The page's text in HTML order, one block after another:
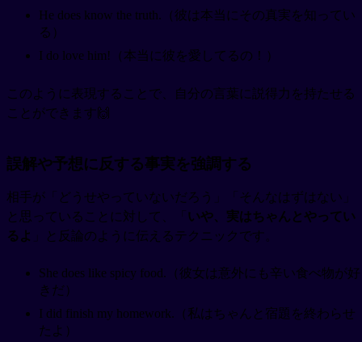
He does know the truth.（彼は本当にその真実を知ってい
る）
I do love him!（本当に彼を愛してるの！）
このように表現することで、自分の言葉に説得力を持たせる
ことができます🙌
誤解や予想に反する事実を強調する
相手が「どうせやっていないだろう」「そんなはずはない」
と思っていることに対して、「 いや、実はちゃんとやってい
るよ
」と反論のように伝えるテクニックです。
She does like spicy food.（彼女は意外にも辛い食べ物が好
きだ）
I did finish my homework.（私はちゃんと宿題を終わらせ
たよ）